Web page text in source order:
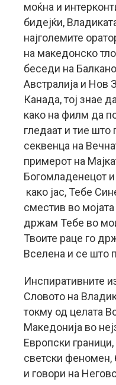
моќна и
бидејќи,
најголемите
на македонско
беседи на
Австралија и Нов
Канада, тој знае
како на филм да
гледаат и тие што
секвенца на
примерот на
Богомладенецот
како јас, Тебе
сместив во
држам Тебе во
Твоите раце го
Вселена и се што
Инспиративните
Словото на
токму од целата
Македонија во
Европски
светски феномен,
и говори на